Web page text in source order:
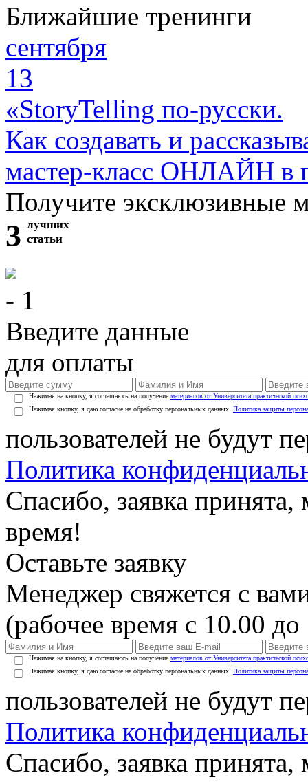
Ближайшие тренинги
сентября
13
«StoryTelling по-русски.
Как создавать и
мастер-класс ОНЛАЙН в
Получите эксклюзивные
3 лучших
статьи
- 1
Введите данные
для оплаты
Нажимая на кнопку, я соглашаюсь на получение материалов от Университета практической
Нажимая кнопку, я даю согласие на обработку персональных данных. Политика защиты
пользователей не будут
Политика
Спасибо, заявка
время!
Оставьте заявку
Менеджер свяжется с
(рабочее время с 10.00
Нажимая на кнопку, я соглашаюсь на получение материалов от Университета практической
Нажимая кнопку, я даю согласие на обработку персональных данных. Политика защиты
пользователей не будут
Политика
Спасибо, заявка